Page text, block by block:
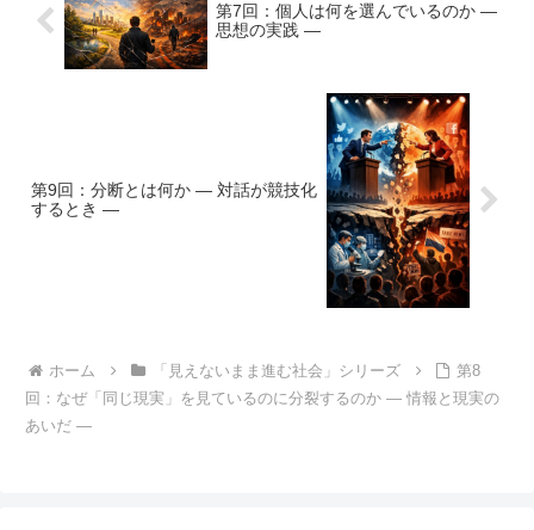
第7回：個人は何を選んでいるのか ―
思想の実践 ―
第9回：分断とは何か ― 対話が競技化
するとき ―
ホーム 「見えないまま進む社会」シリーズ
第8
回：なぜ「同じ現実」を見ているのに分裂するのか ― 情報と現実の
あいだ ―